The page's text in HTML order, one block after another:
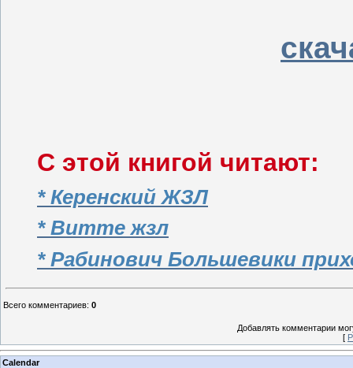
С этой книгой читают:
* Керенский ЖЗЛ
* Витте жзл
* Рабинович Большевики
Всего комментариев: 0
Добавлять комментарии
[
Calendar